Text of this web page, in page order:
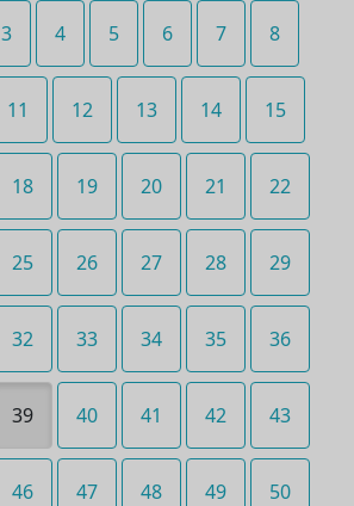
3 4 5 6 7 8
11 12 13 14 15
18 19 20 21 22
25 26 27 28 29
32 33 34 35 36
39 40 41 42 43
46 47 48 49 50